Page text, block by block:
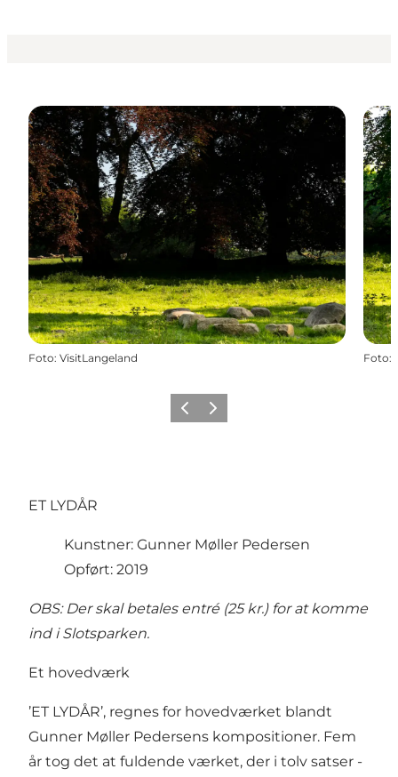
Foto: VisitLangeland Foto:
ForrigeNæste
ET LYDÅR
Kunstner: Gunner Møller Pedersen
Opført: 2019
OBS: Der skal betales entré (25 kr.) for at komme
ind i Slotsparken.
Et hovedværk
’ET LYDÅR’, regnes for hovedværket blandt
Gunner Møller Pedersens kompositioner. Fem
år tog det at fuldende værket, der i tolv satser -